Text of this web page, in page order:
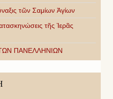
τῶν Σαμίων Ἁγίων
τῆς Ἱερᾶς
ΠΑΝΕΛΛΗΝΙΩΝ